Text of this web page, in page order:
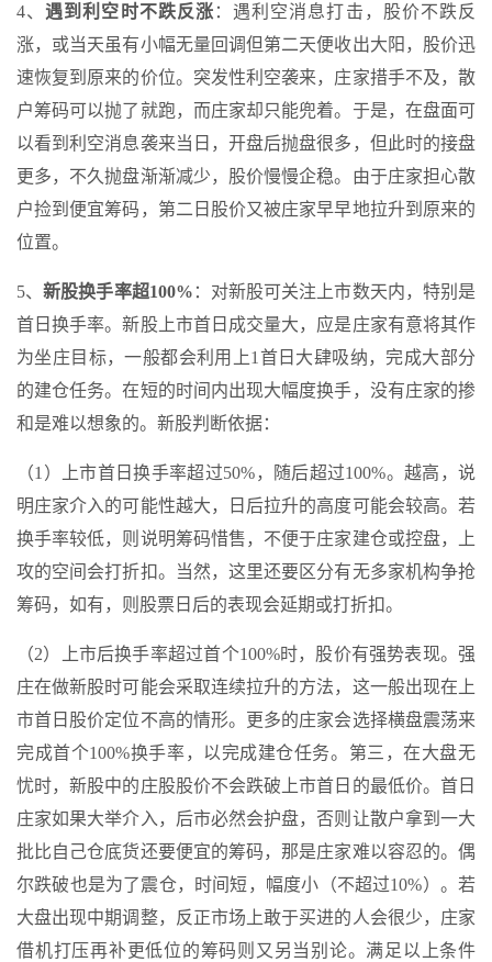
4、遇到利空时不跌反涨 ：遇利空消息打击，股价不跌反
涨，或当天虽有小幅无量回调但第二天便收出大阳，股价迅
速恢复到原来的价位。突发性利空袭来，庄家措手不及，散
户筹码可以抛了就跑，而庄家却只能兜着。于是，在盘面可
以看到利空消息袭来当日，开盘后抛盘很多，但此时的接盘
更多，不久抛盘渐渐减少，股价慢慢企稳。由于庄家担心散
户捡到便宜筹码，第二日股价又被庄家早早地拉升到原来的
位置。
5、新股换手率超100% ：对新股可关注上市数天内，特别是
首日换手率。新股上市首日成交量大，应是庄家有意将其作
为坐庄目标，一般都会利用上1首日大肆吸纳，完成大部分
的建仓任务。在短的时间内出现大幅度换手，没有庄家的掺
和是难以想象的。新股判断依据：
（1）上市首日换手率超过50%，随后超过100%。越高，说
明庄家介入的可能性越大，日后拉升的高度可能会较高。若
换手率较低，则说明筹码惜售，不便于庄家建仓或控盘，上
攻的空间会打折扣。当然，这里还要区分有无多家机构争抢
筹码，如有，则股票日后的表现会延期或打折扣。
（2）上市后换手率超过首个100%时，股价有强势表现。强
庄在做新股时可能会采取连续拉升的方法，这一般出现在上
市首日股价定位不高的情形。更多的庄家会选择横盘震荡来
完成首个100%换手率，以完成建仓任务。第三，在大盘无
忧时，新股中的庄股股价不会跌破上市首日的最低价。首日
庄家如果大举介入，后市必然会护盘，否则让散户拿到一大
批比自己仓底货还要便宜的筹码，那是庄家难以容忍的。偶
尔跌破也是为了震仓，时间短，幅度小（不超过10%）。若
大盘出现中期调整，反正市场上敢于买进的人会很少，庄家
借机打压再补更低位的筹码则又另当别论。满足以上条件